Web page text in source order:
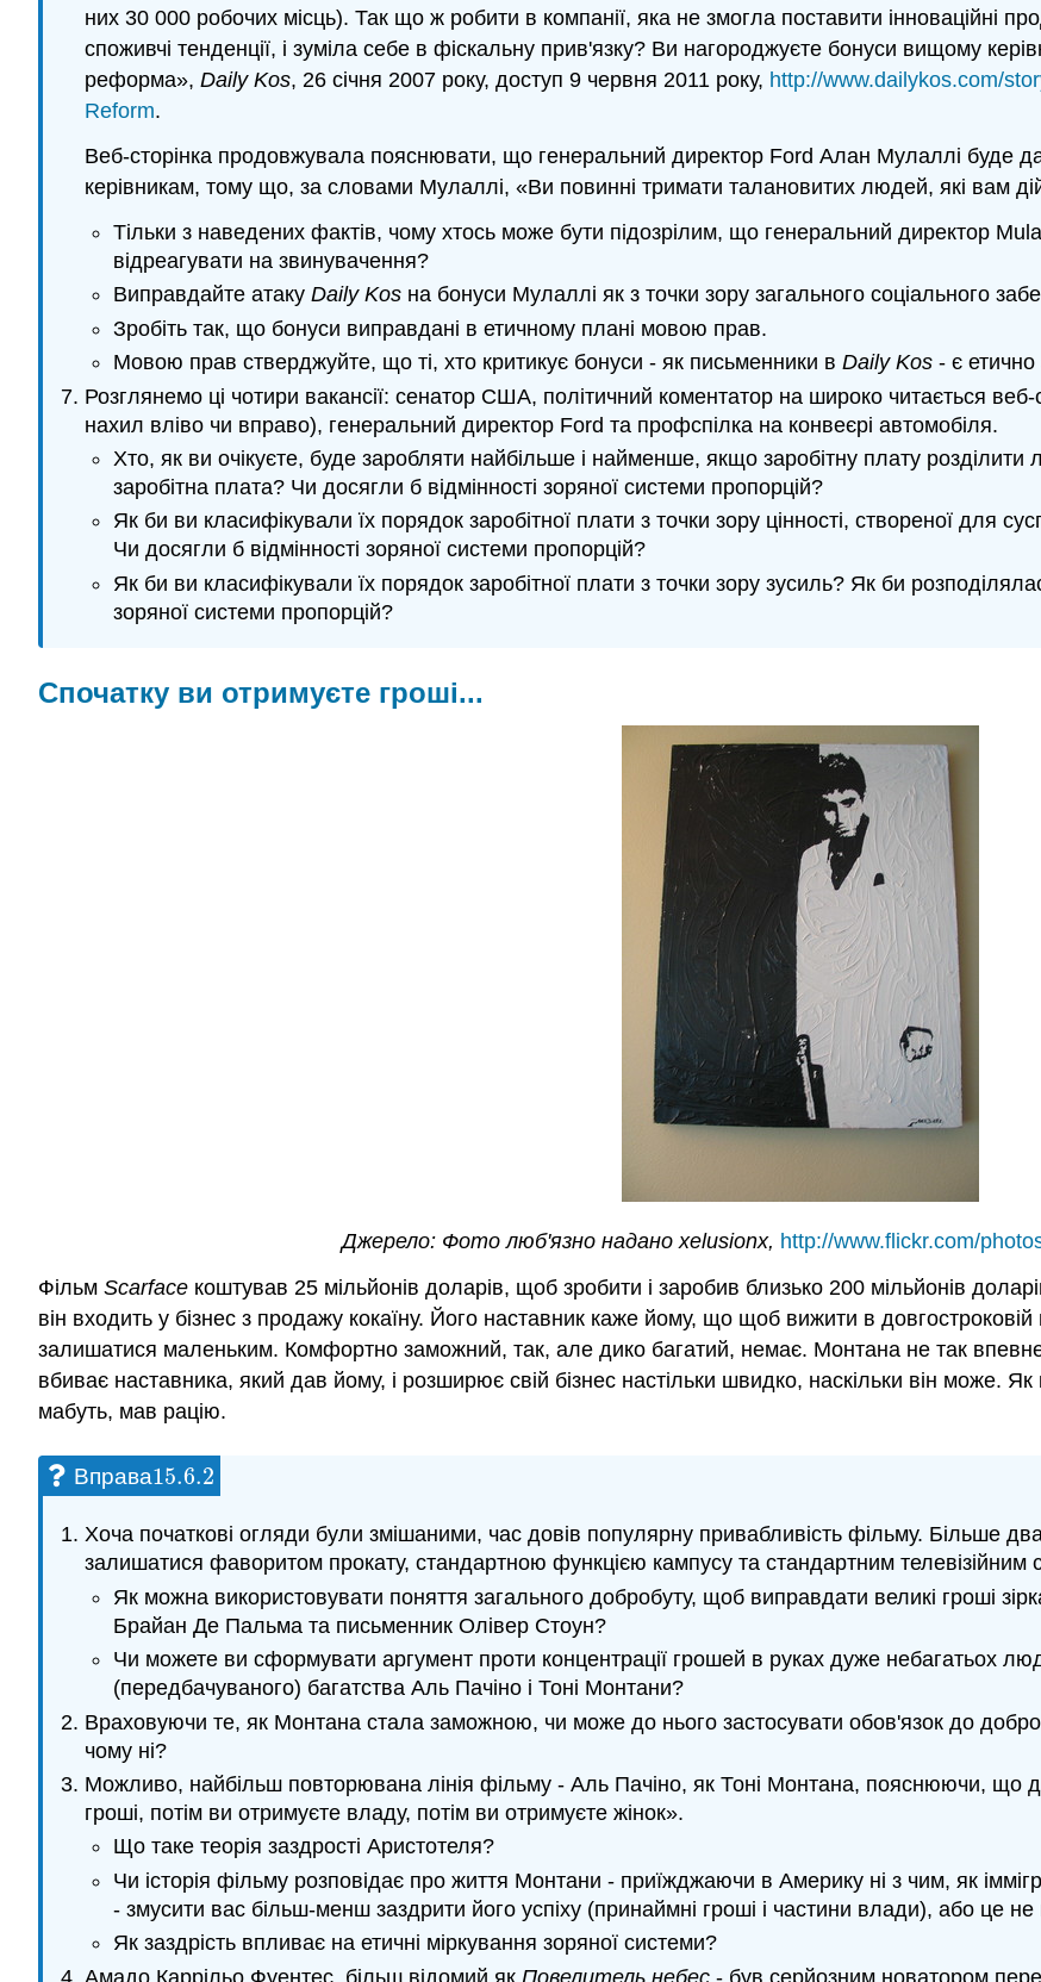
них 30 000 робочих місць). Так що ж робити в компанії, яка не змогла поставити інноваційні
споживчі тенденції, і зуміла себе в фіскальну прив'язку? Ви нагороджуєте бонуси вищому
реформа», Daily Kos, 26 січня 2007 року, доступ 9 червня 2011 року, http://www.dailykos.com/
Reform.
Веб-сторінка продовжувала пояснювати, що генеральний директор Ford Алан Мулаллі буде
керівникам, тому що, за словами Мулаллі, «Ви повинні тримати талановитих людей, які вам
Тільки з наведених фактів, чому хтось може бути підозрілим, що генеральний директор
відреагувати на звинувачення?
Виправдайте атакуDaily Kos на бонуси Мулаллі як з точки зору загального соціального
Зробіть так, що бонуси виправдані в етичному плані мовою прав.
Мовою прав стверджуйте, що ті, хто критикує бонуси - як письменники вDaily Kos - є
Розглянемо ці чотири вакансії: сенатор США, політичний коментатор на широко читається веб-
нахил вліво чи вправо), генеральний директор Ford та профспілка на конвеєрі автомобіля.
Хто, як ви очікуєте, буде заробляти найбільше і найменше, якщо заробітну плату
заробітна плата? Чи досягли б відмінності зоряної системи пропорцій?
Як би ви класифікували їх порядок заробітної плати з точки зору цінності, створеної для
Чи досягли б відмінності зоряної системи пропорцій?
Як би ви класифікували їх порядок заробітної плати з точки зору зусиль? Як би
зоряної системи пропорцій?
Спочатку ви отримуєте гроші...
Джерело: Фото люб'язно надано xelusionx, http://www.flickr.com/
Фільм Scarface коштував 25 мільйонів доларів, щоб зробити і заробив близько 200 мільйонів
він входить у бізнес з продажу кокаїну. Його наставник каже йому, що щоб вижити в довгостроковій
залишатися маленьким. Комфортно заможний, так, але дико багатий, немає. Монтана не так
вбиває наставника, який дав йому, і розширює свій бізнес настільки швидко, наскільки він може. Як
мабуть, мав рацію.
Вправа15.6.2
15.6.2
Хоча початкові огляди були змішаними, час довів популярну привабливість фільму. Більше
залишатися фаворитом прокату, стандартною функцією кампусу та стандартним телевізійним
Як можна використовувати поняття загального добробуту, щоб виправдати великі гроші
Брайан Де Пальма та письменник Олівер Стоун?
Чи можете ви сформувати аргумент проти концентрації грошей в руках дуже небагатьох
(передбачуваного) багатства Аль Пачіно і Тоні Монтани?
Враховуючи те, як Монтана стала заможною, чи може до нього застосувати обов'язок до
чому ні?
Можливо, найбільш повторювана лінія фільму - Аль Пачіно, як Тоні Монтана, пояснюючи, що
гроші, потім ви отримуєте владу, потім ви отримуєте жінок».
Що таке теорія заздрості Аристотеля?
Чи історія фільму розповідає про життя Монтани - приїжджаючи в Америку ні з чим, як
- змусити вас більш-менш заздрити його успіху (принаймні гроші і частини влади), або це не
Як заздрість впливає на етичні міркування зоряної системи?
Амадо Каррільо Фуентес, більш відомий як Повелитель небес- був серйозним новатором